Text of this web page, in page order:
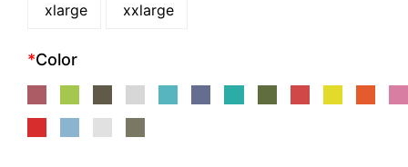
xlarge xxlarge
*Color